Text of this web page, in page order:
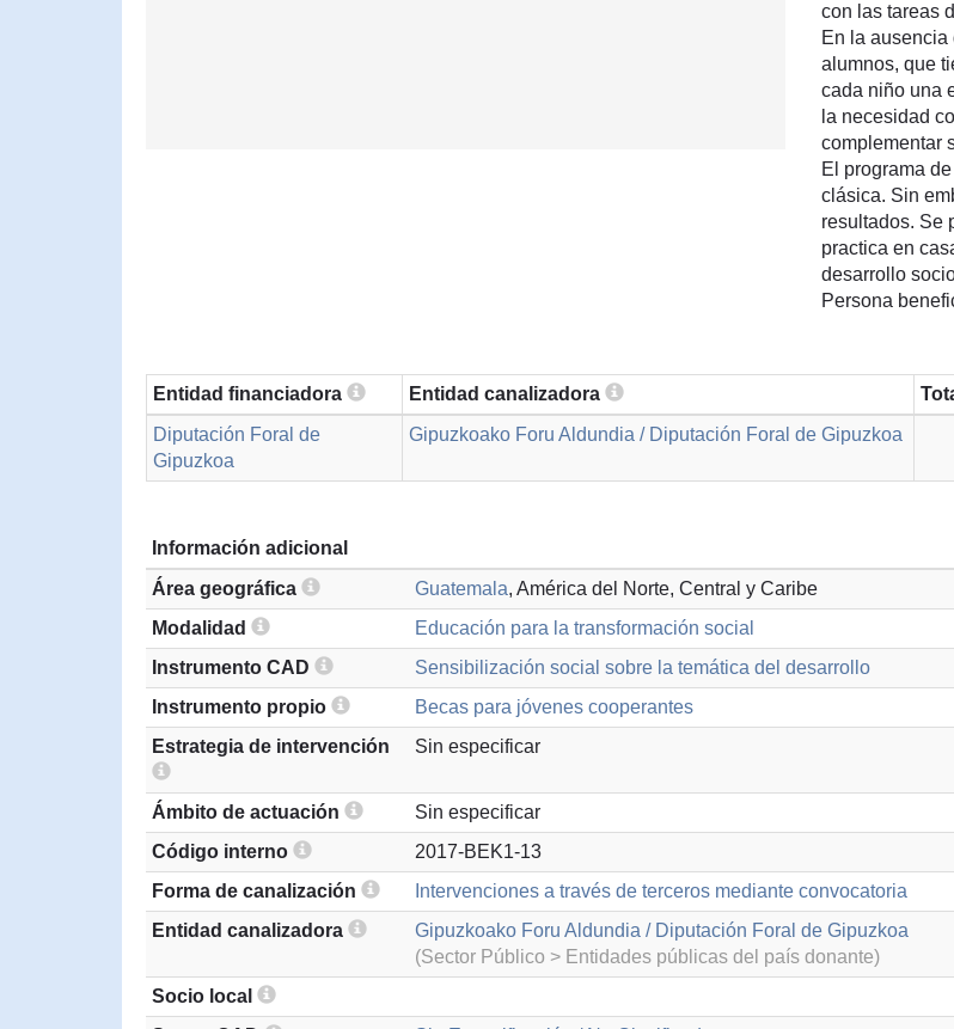
con las tareas
En la
alumnos, que
cada niño una
la necesidad
complementar
El programa
clásica. Sin
resultados. Se
practica en
desarrollo
Persona
Entidad financiadora Entidad canalizadora
Diputación Foral de
Gipuzkoa
Gipuzkoako Foru Aldundia / Diputación Foral de Gipuzkoa
Información adicional
Área geográfica
Guatemala, América del Norte, Central y Caribe
Modalidad
Educación para la transformación social
Instrumento CAD
Sensibilización social sobre la temática del desarrollo
Instrumento propio
Becas para jóvenes cooperantes
Estrategia de intervención
Sin especificar
Ámbito de actuación
Sin especificar
Código interno
2017-BEK1-13
Forma de canalización
Intervenciones a través de terceros mediante convocatoria
Entidad canalizadora
Gipuzkoako Foru Aldundia / Diputación Foral de Gipuzkoa
(Sector Público > Entidades públicas del país donante)
Socio local